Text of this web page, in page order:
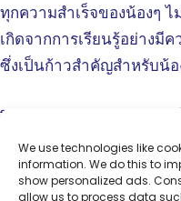
We use technologies like
information. We do this to
show personalized ads.
allow us to process data
ทุกความสำเร็จของน้องๆ
เกิดจากการเรียนรู้อย่างมี
ซึ่งเป็นก้าวสำคัญสำหรับน้
โรงเรียนสามารถคิด ภูมิใจ
นี้ของน้องๆ